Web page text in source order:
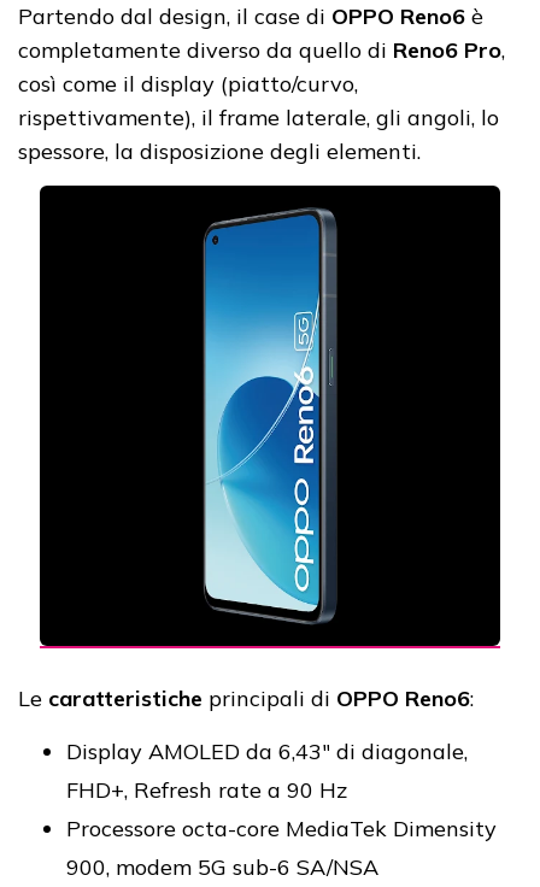
Partendo dal design, il case di OPPO Reno6 è
completamente diverso da quello di Reno6 Pro,
così come il display (piatto/curvo,
rispettivamente), il frame laterale, gli angoli, lo
spessore, la disposizione degli elementi.
Le caratteristiche principali di OPPO Reno6:
Display AMOLED da 6,43" di diagonale,
FHD+, Refresh rate a 90 Hz
Processore octa-core MediaTek Dimensity
900, modem 5G sub-6 SA/NSA